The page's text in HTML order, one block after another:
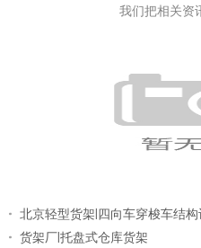
我们把相关资
北京轻型货架|四向车穿梭车结
货架厂|托盘式仓库货架